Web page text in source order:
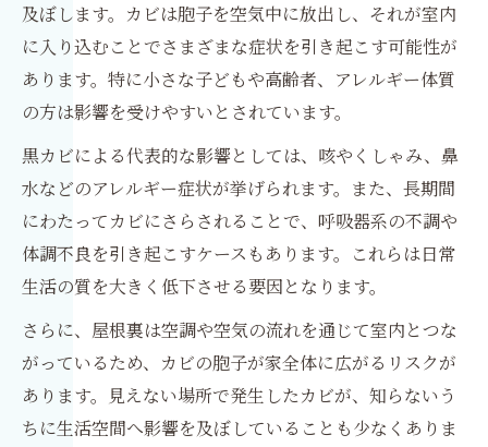
及ぼします。カビは胞子を空気中に放出し、それが室内
に入り込むことでさまざまな症状を引き起こす可能性が
あります。特に小さな子どもや高齢者、アレルギー体質
の方は影響を受けやすいとされています。
黒カビによる代表的な影響としては、咳やくしゃみ、鼻
水などのアレルギー症状が挙げられます。また、長期間
にわたってカビにさらされることで、呼吸器系の不調や
体調不良を引き起こすケースもあります。これらは日常
生活の質を大きく低下させる要因となります。
さらに、屋根裏は空調や空気の流れを通じて室内とつな
がっているため、カビの胞子が家全体に広がるリスクが
あります。見えない場所で発生したカビが、知らないう
ちに生活空間へ影響を及ぼしていることも少なくありま